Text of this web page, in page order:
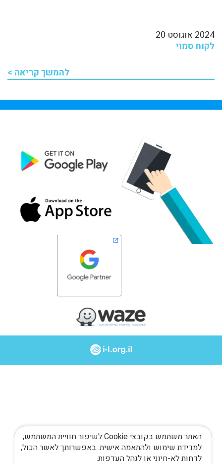
2024 אוגוסט 20
לקוח סמוי
להמשך קריאה >
האתר משתמש בקובצי Cookie לשיפור חוויית המשתמש,
למדידת שימוש ולהתאמה אישית. באפשרותך לאשר הכול,
לדחות לא-חיוני או לנהל העדפות.